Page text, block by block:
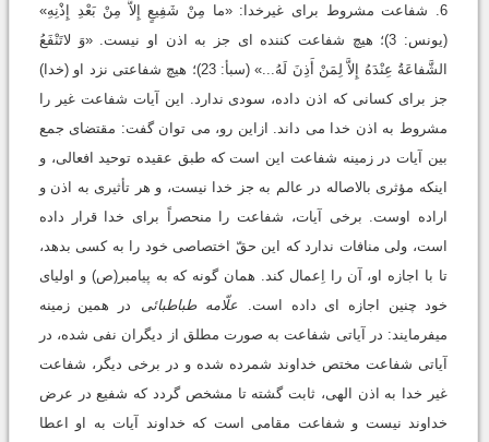
6. شفاعت مشروط برای غیرخدا: «ما مِنْ شَفِیعٍ إِلاَّ مِنْ بَعْدِ إِذْنِهِ»
(یونس: 3)؛ هیچ شفاعت کننده ای جز به اذن او نیست. «وَ لاتَنْفَعُ
الشَّفاعَةُ عِنْدَهُ إِلاَّ لِمَنْ أَذِنَ لَهُ...» (سبأ: 23)؛ هیچ شفاعتی نزد او (خدا)
جز برای کسانی که اذن داده، سودی ندارد. این آیات شفاعت غیر را
مشروط به اذن خدا می داند. ازاین رو، می توان گفت: مقتضای جمع
بین آیات در زمینه شفاعت این است که طبق عقیده توحید افعالی، و
اینکه مؤثری بالاصاله در عالم به جز خدا نیست، و هر تأثیری به اذن و
اراده اوست. برخی آیات، شفاعت را منحصراً برای خدا قرار داده
است، ولی منافات ندارد که این حقّ اختصاصی خود را به کسی بدهد،
تا با اجازه او، آن را اِعمال کند. همان گونه که به پیامبر(ص) و اولیای
خود چنین اجازه ای داده است.
علّامه طباطبائی
در همین زمینه
می‏فرمایند: در آیاتی شفاعت به صورت مطلق از دیگران نفی شده، در
آیاتی شفاعت مختص خداوند شمرده شده و در برخی دیگر، شفاعت
غیر خدا به اذن الهی، ثابت گشته تا مشخص گردد که شفیع در عرض
خداوند نیست و شفاعت مقامی است که خداوند آیات به او اعطا